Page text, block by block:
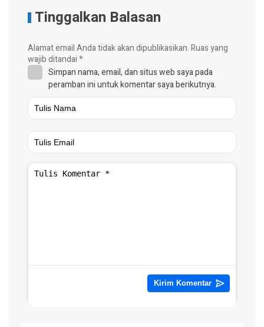
Tinggalkan Balasan
Alamat email Anda tidak akan dipublikasikan.Ruas yang
wajib ditandai*
Simpan nama, email, dan situs web saya pada
peramban ini untuk komentar saya berikutnya.